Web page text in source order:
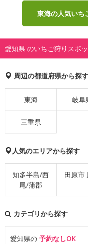
東海の人気いち
愛知県 のいちご狩りスポ
周辺の都道府県から探す
東海 岐阜
三重県
人気のエリアから探す
知多半島/西
尾/蒲郡
田原市
カテゴリから探す
愛知県の 予約なしOK